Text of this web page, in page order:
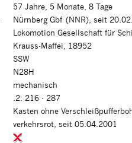
57 Jahre, 5 Monate, 8 Tage
Nürnberg Gbf (NNR), seit
Lokomotion Gesellschaft für
Krauss-Maffei, 18952
SSW
N28H
mechanisch
.2: 216 - 287
Kasten ohne
verkehrsrot, seit 05.04.2001